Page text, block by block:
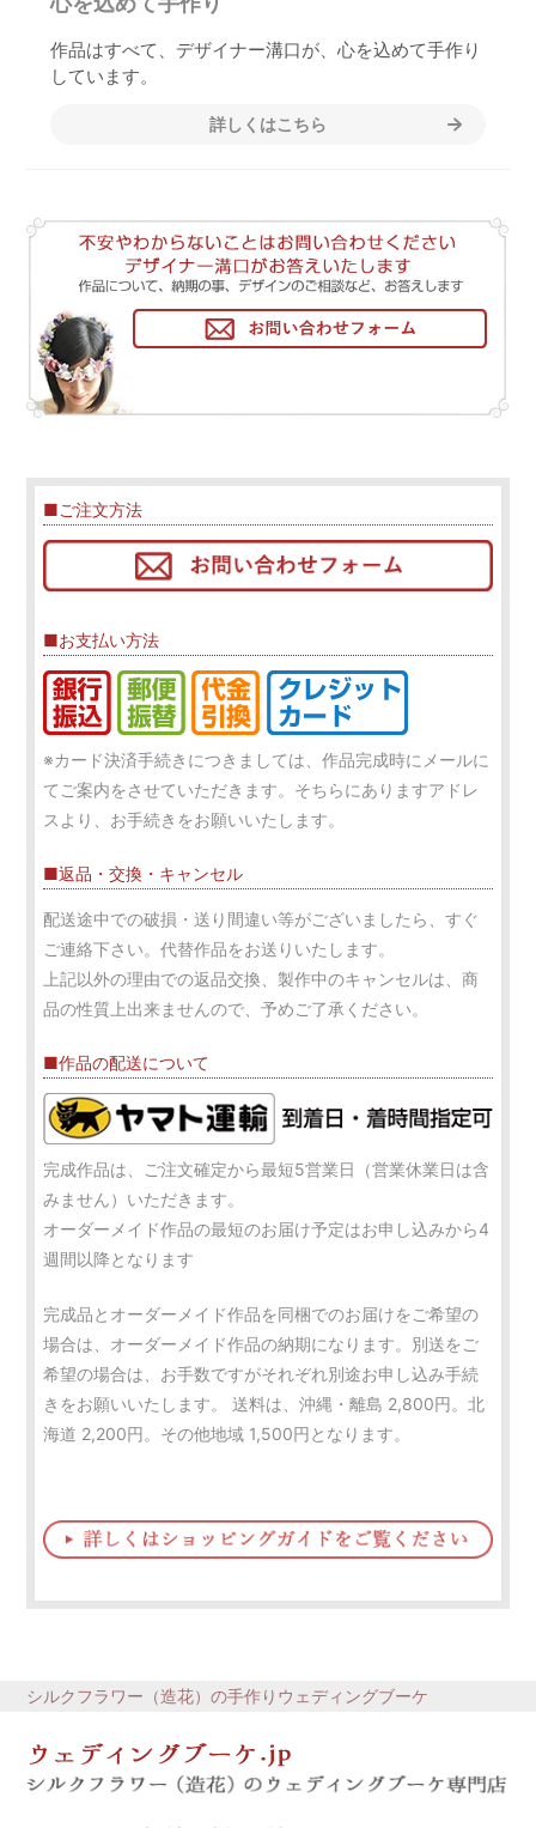
作品はすべて、デザイナー溝口が、心を込めて手作り
しています。
詳しくはこちら
■ご注文方法
■お支払い方法
※カード決済手続きにつきましては、作品完成時にメールに
てご案内をさせていただきます。そちらにありますアドレ
スより、お手続きをお願いいたします。
■返品・交換・キャンセル
配送途中での破損・送り間違い等がございましたら、すぐ
ご連絡下さい。代替作品をお送りいたします。
上記以外の理由での返品交換、製作中のキャンセルは、商
品の性質上出来ませんので、予めご了承ください。
■作品の配送について
完成作品は、ご注文確定から最短5営業日（営業休業日は含
みません）いただきます。
オーダーメイド作品の最短のお届け予定はお申し込みから4
週間以降となります
完成品とオーダーメイド作品を同梱でのお届けをご希望の
場合は、オーダーメイド作品の納期になります。別送をご
希望の場合は、お手数ですがそれぞれ別途お申し込み手続
きをお願いいたします。 送料は、沖縄・離島 2,800円。北
海道 2,200円。その他地域 1,500円となります。
シルクフラワー（造花）の手作りウェディングブーケ